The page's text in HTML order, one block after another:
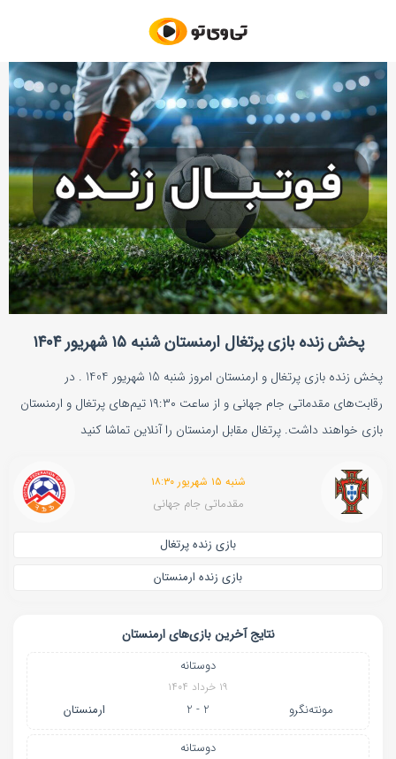
پخش زنده بازی پرتغال ارمنستان شنبه ۱۵ شهریور ۱۴۰۴
پخش زنده بازی پرتغال و ارمنستان امروز شنبه 15 شهریور 1404 . در
رقابت‌های مقدماتی جام جهانی و از ساعت ۱۹:۳۰ تیم‌های پرتغال و ارمنستان
بازی خواهند داشت. پرتغال مقابل ارمنستان را آنلاین تماشا کنید
شنبه ۱۵ شهریور ۱۸:۳۰
مقدماتی جام جهانی
بازی زنده پرتغال
بازی زنده ارمنستان
نتایج آخرین بازی‌های ارمنستان
دوستانه
۱۹ خرداد ۱۴۰۴
مونته‌نگرو 2 - 2 ارمنستان
دوستانه